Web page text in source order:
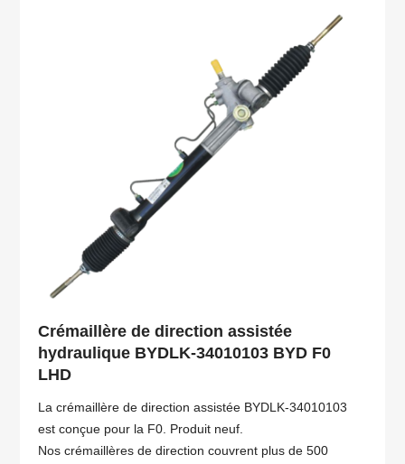
Crémaillère de direction assistée
hydraulique BYDLK-34010103 BYD F0
LHD
La crémaillère de direction assistée BYDLK-34010103
est conçue pour la F0. Produit neuf.
Nos crémaillères de direction couvrent plus de 500